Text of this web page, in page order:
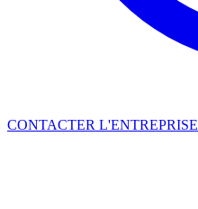
CONTACTER L'ENTREPRISE